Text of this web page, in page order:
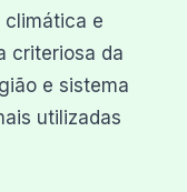
climática e
criteriosa da
e sistema
utilizadas